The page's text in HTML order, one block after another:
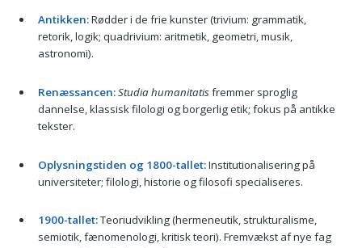
Antikken:Rødder i de frie kunster (trivium: grammatik,
retorik, logik; quadrivium: aritmetik, geometri, musik,
astronomi).
Renæssancen:Studia humanitatisfremmer sproglig
dannelse, klassisk filologi og borgerlig etik; fokus på antikke
tekster.
Oplysningstiden og 1800-tallet:Institutionalisering på
universiteter; filologi, historie og filosofi specialiseres.
1900-tallet:Teoriudvikling (hermeneutik, strukturalisme,
semiotik, fænomenologi, kritisk teori). Fremvækst af nye fag